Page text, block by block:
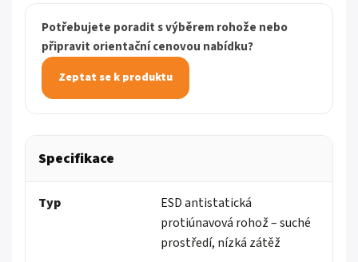
Potřebujete poradit s výběrem rohože nebo
připravit orientační cenovou nabídku?
Zeptat se k produktu
Specifikace
Typ
ESD antistatická
protiúnavová rohož – suché
prostředí, nízká zátěž